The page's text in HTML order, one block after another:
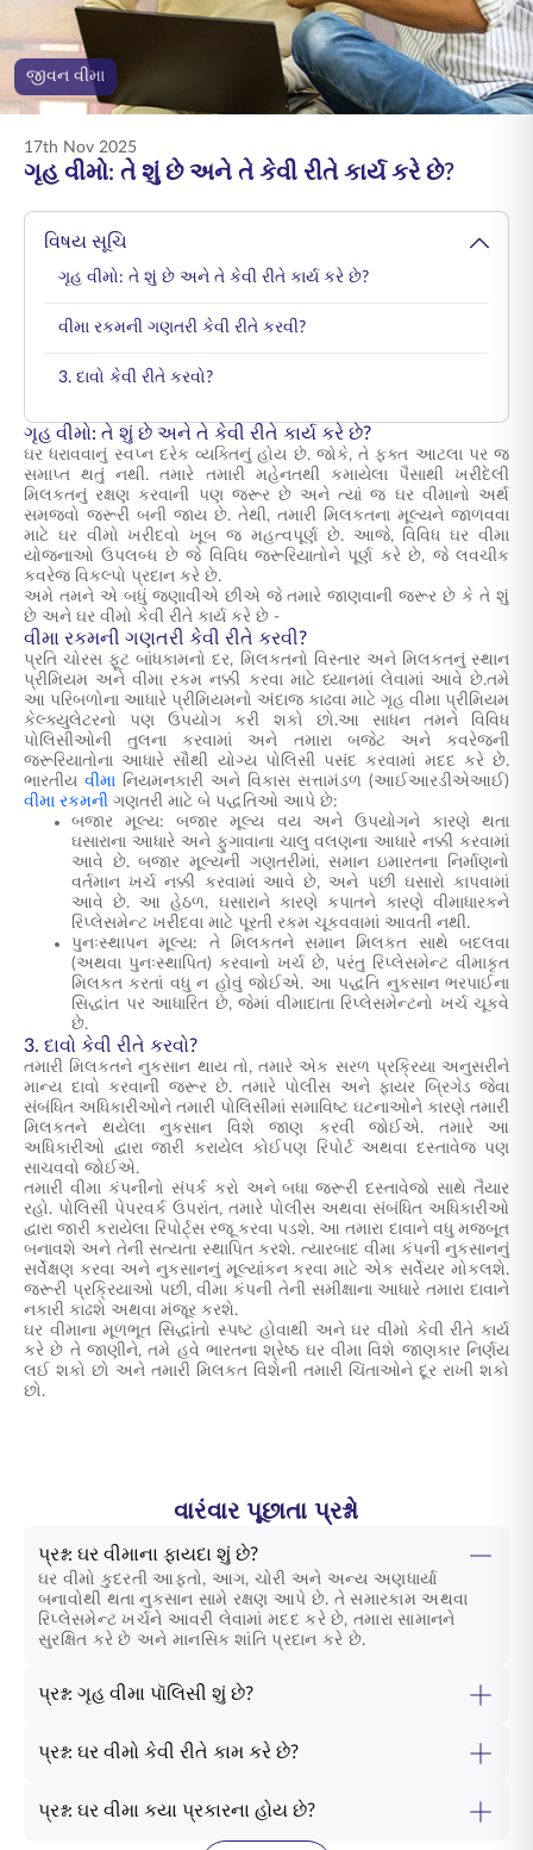
ENGLISH
ઑનલાઇન ખરીદો પ્રીમિયમ ચૂકવો
જીવન વીમા
17th Nov 2025
ગૃહ વીમો: તે શું છે અને તે કેવી રીતે કાર્ય કરે છે?
વિષય સૂચિ
ગૃહ વીમો: તે શું છે અને તે કેવી રીતે કાર્ય કરે છે?
વીમા રકમની ગણતરી કેવી રીતે કરવી?
3. દાવો કેવી રીતે કરવો?
ગૃહ વીમો: તે શું છે અને તે કેવી રીતે કાર્ય કરે છે?
ઘર ધરાવવાનું સ્વપ્ન દરેક વ્યક્તિનું હોય છે. જોકે, તે ફક્ત આટલા પર જ
સમાપ્ત થતું નથી. તમારે તમારી મહેનતથી કમાયેલા પૈસાથી ખરીદેલી
મિલકતનું રક્ષણ કરવાની પણ જરૂર છે અને ત્યાં જ ઘર વીમાનો અર્થ
સમજવો જરૂરી બની જાય છે. તેથી, તમારી મિલકતના મૂલ્યને જાળવવા
માટે ઘર વીમો ખરીદવો ખૂબ જ મહત્વપૂર્ણ છે. આજે, વિવિધ ઘર વીમા
યોજનાઓ ઉપલબ્ધ છે જે વિવિધ જરૂરિયાતોને પૂર્ણ કરે છે, જે લવચીક
કવરેજ વિકલ્પો પ્રદાન કરે છે.
અમે તમને એ બધું જણાવીએ છીએ જે તમારે જાણવાની જરૂર છે કે તે શું
છે અને ઘર વીમો કેવી રીતે કાર્ય કરે છે -
વીમા રકમની ગણતરી કેવી રીતે કરવી?
પ્રતિ ચોરસ ફૂટ બાંધકામનો દર, મિલકતનો વિસ્તાર અને મિલકતનું સ્થાન
પ્રીમિયમ અને વીમા રકમ નક્કી કરવા માટે ધ્યાનમાં લેવામાં આવે છે.તમે
આ પરિબળોના આધારે પ્રીમિયમનો અંદાજ કાઢવા માટે ગૃહ વીમા પ્રીમિયમ
કેલ્ક્યુલેટરનો પણ ઉપયોગ કરી શકો છો.આ સાધન તમને વિવિધ
પોલિસીઓની તુલના કરવામાં અને તમારા બજેટ અને કવરેજની
જરૂરિયાતોના આધારે સૌથી યોગ્ય પોલિસી પસંદ કરવામાં મદદ કરે છે.
ભારતીય વીમા નિયમનકારી અને વિકાસ સત્તામંડળ (આઈઆરડીએઆઈ)
વીમા રકમની ગણતરી માટે બે પદ્ધતિઓ આપે છે:
બજાર મૂલ્ય: બજાર મૂલ્ય વય અને ઉપયોગને કારણે થતા
ઘસારાના આધારે અને ફુગાવાના ચાલુ વલણના આધારે નક્કી કરવામાં
આવે છે. બજાર મૂલ્યની ગણતરીમાં, સમાન ઇમારતના નિર્માણનો
વર્તમાન ખર્ચ નક્કી કરવામાં આવે છે, અને પછી ઘસારો કાપવામાં
આવે છે. આ હેઠળ, ઘસારાને કારણે કપાતને કારણે વીમાધારકને
રિપ્લેસમેન્ટ ખરીદવા માટે પૂરતી રકમ ચૂકવવામાં આવતી નથી.
પુનઃસ્થાપન મૂલ્ય: તે મિલકતને સમાન મિલકત સાથે બદલવા
(અથવા પુનઃસ્થાપિત) કરવાનો ખર્ચ છે, પરંતુ રિપ્લેસમેન્ટ વીમાકૃત
મિલકત કરતાં વધુ ન હોવું જોઈએ. આ પદ્ધતિ નુકસાન ભરપાઈના
સિદ્ધાંત પર આધારિત છે, જેમાં વીમાદાતા રિપ્લેસમેન્ટનો ખર્ચ ચૂકવે
છે.
3. દાવો કેવી રીતે કરવો?
તમારી મિલકતને નુકસાન થાય તો, તમારે એક સરળ પ્રક્રિયા અનુસરીને
માન્ય દાવો કરવાની જરૂર છે. તમારે પોલીસ અને ફાયર બ્રિગેડ જેવા
સંબંધિત અધિકારીઓને તમારી પોલિસીમાં સમાવિષ્ટ ઘટનાઓને કારણે તમારી
મિલકતને થયેલા નુકસાન વિશે જાણ કરવી જોઈએ. તમારે આ
અધિકારીઓ દ્વારા જારી કરાયેલ કોઈપણ રિપોર્ટ અથવા દસ્તાવેજ પણ
સાચવવો જોઈએ.
તમારી વીમા કંપનીનો સંપર્ક કરો અને બધા જરૂરી દસ્તાવેજો સાથે તૈયાર
રહો. પોલિસી પેપરવર્ક ઉપરાંત, તમારે પોલીસ અથવા સંબંધિત અધિકારીઓ
દ્વારા જારી કરાયેલા રિપોર્ટ્સ રજૂ કરવા પડશે. આ તમારા દાવાને વધુ મજબૂત
બનાવશે અને તેની સત્યતા સ્થાપિત કરશે. ત્યારબાદ વીમા કંપની નુકસાનનું
સર્વેક્ષણ કરવા અને નુકસાનનું મૂલ્યાંકન કરવા માટે એક સર્વેયર મોકલશે.
જરૂરી પ્રક્રિયાઓ પછી, વીમા કંપની તેની સમીક્ષાના આધારે તમારા દાવાને
નકારી કાઢશે અથવા મંજૂર કરશે.
ઘર વીમાના મૂળભૂત સિદ્ધાંતો સ્પષ્ટ હોવાથી અને ઘર વીમો કેવી રીતે કાર્ય
કરે છે તે જાણીને, તમે હવે ભારતના શ્રેષ્ઠ ઘર વીમા વિશે જાણકાર નિર્ણય
લઈ શકો છો અને તમારી મિલકત વિશેની તમારી ચિંતાઓને દૂર રાખી શકો
છો.
વારંવાર પૂછાતા પ્રશ્નો
પ્રશ્ન: ઘર વીમાના ફાયદા શું છે?
ઘર વીમો કુદરતી આફતો, આગ, ચોરી અને અન્ય અણધાર્યા
બનાવોથી થતા નુકસાન સામે રક્ષણ આપે છે. તે સમારકામ અથવા
રિપ્લેસમેન્ટ ખર્ચને આવરી લેવામાં મદદ કરે છે, તમારા સામાનને
સુરક્ષિત કરે છે અને માનસિક શાંતિ પ્રદાન કરે છે.
પ્રશ્ન: ગૃહ વીમા પૉલિસી શું છે?
પ્રશ્ન: ઘર વીમો કેવી રીતે કામ કરે છે?
પ્રશ્ન: ઘર વીમા કયા પ્રકારના હોય છે?